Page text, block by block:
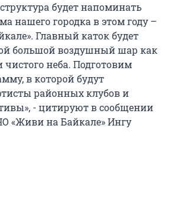
будет напоминать
нашего городка в этом году –
Главный каток будет
большой воздушный шар как
чистого неба. Подготовим
в которой будут
районных клубов и
- цитируют в сообщении
«Живи на Байкале» Ингу